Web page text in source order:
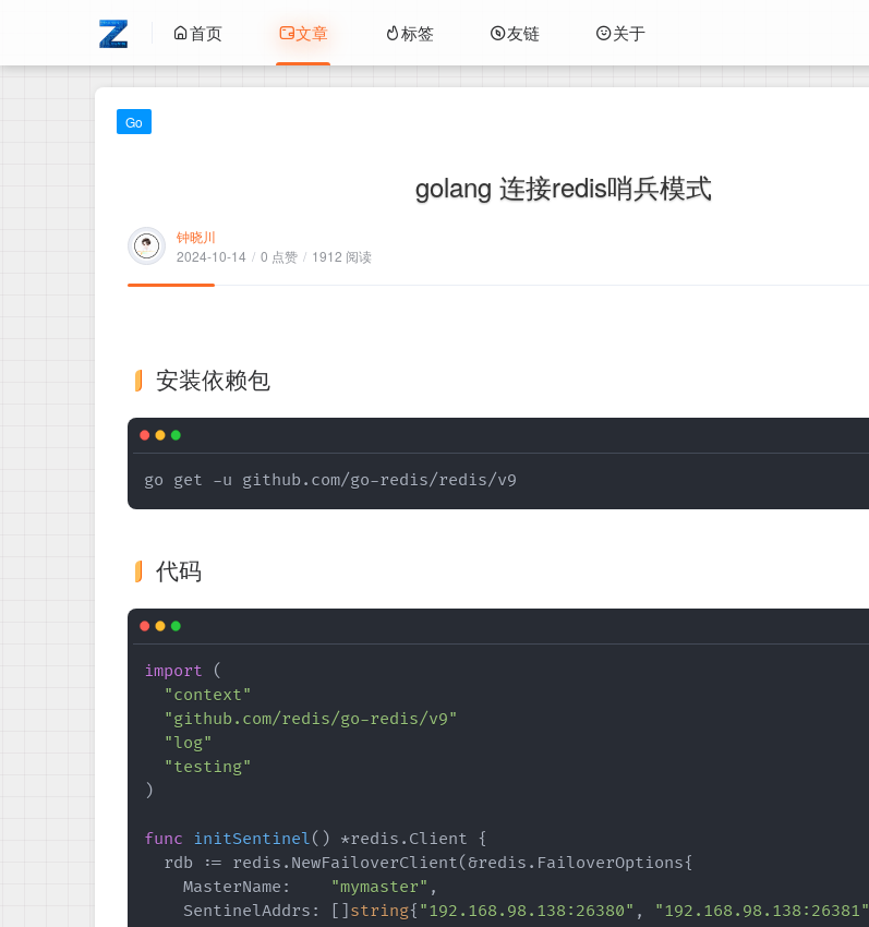
首页 文章 标签 友链 关于
Go
golang 连接redis哨兵模式
钟晓川
2024-10-14 / 0 点赞 / 1912 阅读
安装依赖包
go get -u github.com/go-redis/redis/v9
代码
import (
"context"
"github.com/redis/go-redis/v9"
"log"
"testing"
)
func initSentinel() *redis.Client {
		MasterName:
"mymaster" ,
		SentinelAddrs: []
string{ "192.168.98.138:26380" , "192.168.98.138:26381"